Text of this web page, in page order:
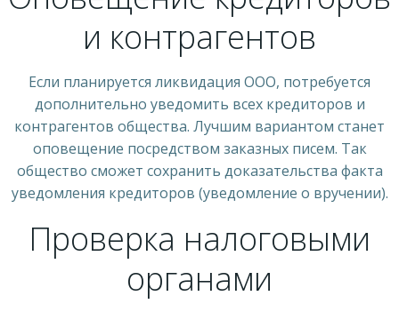
и контрагентов
Если планируется ликвидация ООО, потребуется
дополнительно уведомить всех кредиторов и
контрагентов общества. Лучшим вариантом станет
оповещение посредством заказных писем. Так
общество сможет сохранить доказательства факта
уведомления кредиторов (уведомление о вручении).
Проверка налоговыми
органами